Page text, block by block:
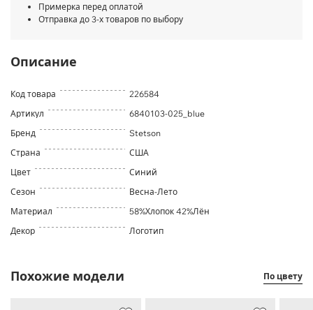
Примерка перед оплатой
Отправка до 3-х товаров по выбору
Описание
Код товара
226584
Артикул
6840103-025_blue
Бренд
Stetson
Страна
США
Цвет
Синий
Сезон
Весна-Лето
Материал
58%Хлопок 42%Лён
Декор
Логотип
Похожие модели По цвету